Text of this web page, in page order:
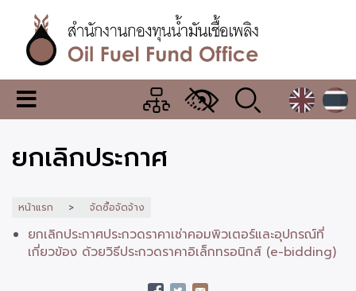
เนื้อหา
หลักสำนักงาน
กองทุน
น้ำมัน
เพลิง
เมนู
เปลี่ยน
ยกเลิกประกาศ
หน้าแรก จัดซื้อจัดจ้าง
ยกเลิกประกาศประกวดราคาเช่าคอมพิวเตอร์และอุปกรณ์ที่
เกี่ยวข้อง ด้วยวิธีประกวดราคาอิเล็กทรอนิกส์ (e-bidding)